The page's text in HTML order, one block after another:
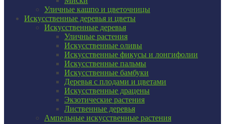
Уличные кашпо и цветочницы
Искусственные деревья и цветы
Искусственные деревья
Уличные растения
Искусственные оливы
Искусственные фикусы и лонгифолии
Искусственные пальмы
Искусственные бамбуки
Деревья с плодами и цветами
Искусственные драцены
Экзотические растения
Лиственные деревья
Ампельные искусственные растения